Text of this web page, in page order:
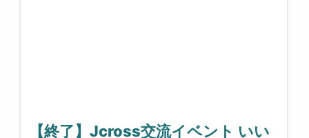
【終了】Jcross交流イベント いい